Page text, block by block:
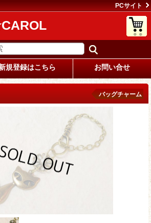
PCサイト
規登録はこちら お問い合せ
バッグチャーム